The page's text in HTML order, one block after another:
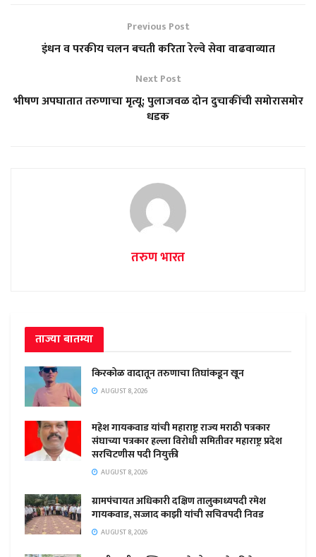
Previous Post
इंधन व परकीय चलन बचती करिता रेल्वे सेवा वाढवाव्यात
Next Post
भीषण अपघातात तरुणाचा मृत्यू; पुलाजवळ दोन दुचाकींची समोरासमोर
धडक
तरुण भारत
ताज्या बातम्या
किरकोळ वादातून तरुणाचा तिघांकडून खून
AUGUST 8, 2026
महेश गायकवाड यांची महाराष्ट्र राज्य मराठी पत्रकार
संघाच्या पत्रकार हल्ला विरोधी समितीवर महाराष्ट्र प्रदेश
सरचिटणीस पदी नियुक्ती
AUGUST 8, 2026
ग्रामपंचायत अधिकारी दक्षिण तालुकाध्यपदी रमेश
गायकवाड, सज्जाद काझी यांची सचिवपदी निवड
AUGUST 8, 2026